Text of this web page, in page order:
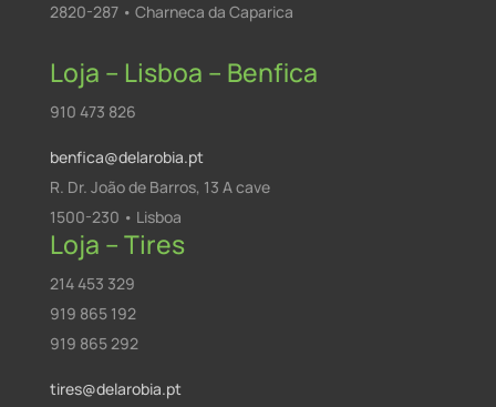
2820-287 • Charneca da Caparica
Loja – Lisboa – Benfica
910 473 826
benfica@delarobia.pt
R. Dr. João de Barros, 13 A cave
1500-230 • Lisboa
Loja – Tires
214 453 329
919 865 192
919 865 292
tires@delarobia.pt